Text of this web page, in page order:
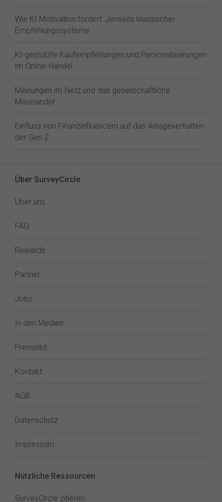
Wie KI Motivation fördert: Jenseits klassischer
Empfehlungssysteme
KI-gestützte Kaufempfehlungen und Personalisierungen
im Online-Handel
Meinungen im Netz und das gesellschaftliche
Miteinander
Einfluss von Finanzinfluencern auf das Anlageverhalten
der Gen Z⁠
Über SurveyCircle
Über uns
FAQ
Rewards
Partner
Jobs
In den Medien
Pressekit
Kontakt
AGB
Datenschutz
Impressum
Nützliche Ressourcen
SurveyCircle zitieren